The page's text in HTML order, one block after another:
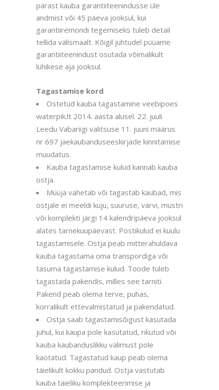
pärast kauba garantiiteenindusse üle
andmist või 45 päeva jooksul, kui
garantiiremondi tegemiseks tuleb detail
tellida välismaalt. Kõigil juhtudel püüame
garantiiteenindust osutada võimalikult
lühikese aja jooksul.
Tagastamise kord
Ostetud kauba tagastamine veebipoes
waterpik.lt 2014. aasta alusel. 22. juuli
Leedu Vabariigi valitsuse 11. juuni määrus
nr 697 jaekaubanduseeskirjade kinnitamise
muudatus.
Kauba tagastamise kulud kannab kauba
ostja.
Müüja vahetab või tagastab kaubad, mis
ostjale ei meeldi kuju, suuruse, värvi, mustri
või komplekti järgi 14 kalendripäeva jooksul
alates tarnekuupäevast. Postikulud ei kuulu
tagastamisele. Ostja peab mitterahuldava
kauba tagastama oma transpordiga või
tasuma tagastamise kulud. Toode tuleb
tagastada pakendis, milles see tarniti.
Pakend peab olema terve, puhas,
korralikult ettevalmistatud ja pakendatud.
Ostja saab tagastamisõigust kasutada
juhul, kui kaupa pole kasutatud, rikutud või
kauba kaubanduslikku välimust pole
kaotatud. Tagastatud kaup peab olema
täielikult kokku pandud. Ostja vastutab
kauba täieliku komplekteerimise ja